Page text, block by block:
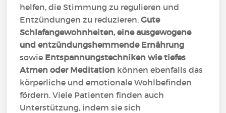
helfen, die Stimmung zu regulieren und
Entzündungen zu reduzieren.Gute
Schlafangewohnheiten, eine ausgewogene
und entzündungshemmende Ernährung
sowie Entspannungstechniken wie tiefes
Atmen oder Meditation können ebenfalls das
körperliche und emotionale Wohlbefinden
fördern. Viele Patienten finden auch
Unterstützung, indem sie sich